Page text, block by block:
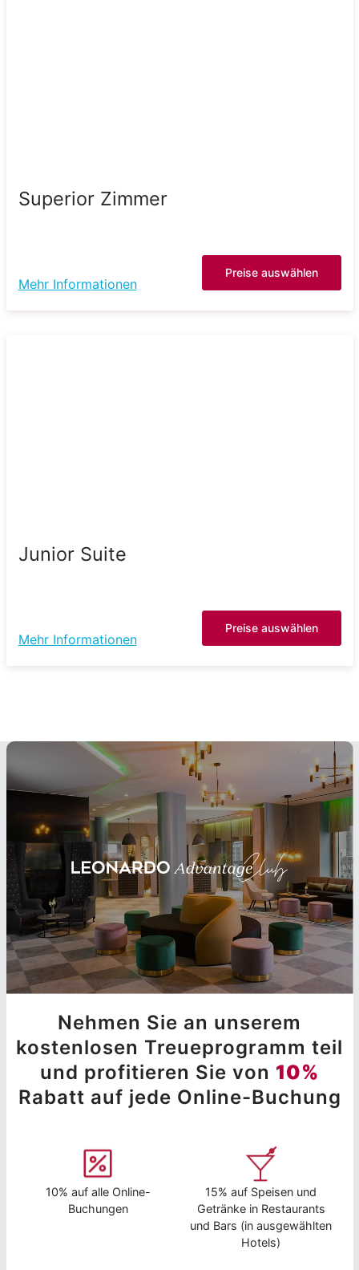
Superior Zimmer
Mehr Informationen
Preise auswählen
Junior Suite
Mehr Informationen
Preise auswählen
Nehmen Sie an unserem
kostenlosen Treueprogramm teil
und profitieren Sie von 10%
Rabatt auf jede Online-Buchung
10% auf alle Online-
Buchungen
15% auf Speisen und
Getränke in Restaurants
und Bars (in ausgewählten
Hotels)